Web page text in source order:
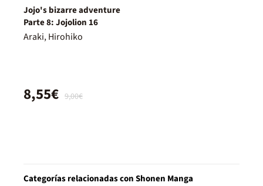
Jojo's bizarre adventure
Parte 8: Jojolion 16
Araki, Hirohiko
9,00€
8,55€
Categorías relacionadas con Shonen Manga